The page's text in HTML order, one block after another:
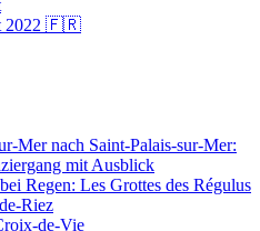
2022 🇫🇷
Mer nach Saint-Palais-sur-Mer:
mit Ausblick
Regen: Les Grottes des Régulus
Riez
de-Vie